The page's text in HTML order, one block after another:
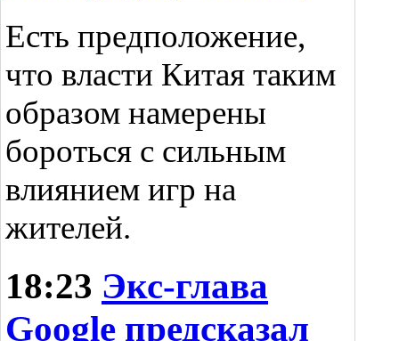
Есть предположение,
что власти Китая таким
образом намерены
бороться с сильным
влиянием игр на
жителей.
18:23 Экс-глава
Google предсказал